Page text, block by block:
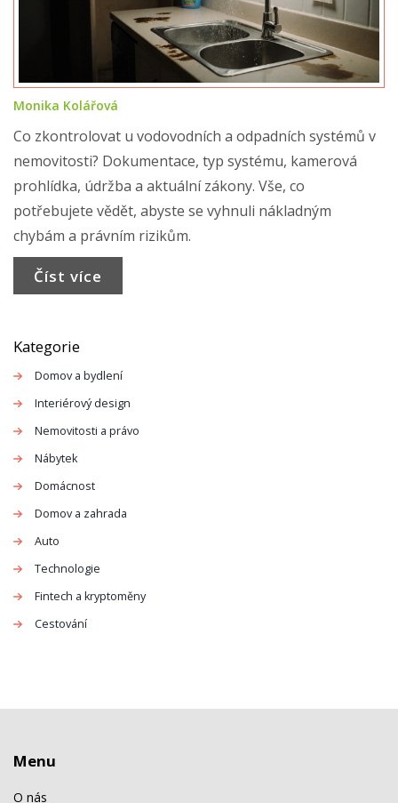
Monika Kolářová
Co zkontrolovat u vodovodních a odpadních systémů v
nemovitosti? Dokumentace, typ systému, kamerová
prohlídka, údržba a aktuální zákony. Vše, co
potřebujete vědět, abyste se vyhnuli nákladným
chybám a právním rizikům.
Číst více
Kategorie
Domov a bydlení
Interiérový design
Nemovitosti a právo
Nábytek
Domácnost
Domov a zahrada
Auto
Technologie
Fintech a kryptoměny
Cestování
Menu
O nás